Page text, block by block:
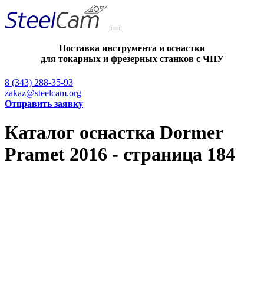
Поставка инструмента и оснастки
для токарных и фрезерных станков с ЧПУ
8 (343) 288-35-93
zakaz@steelcam.org
Отправить заявку
Каталог оснастка Dormer
Pramet 2016 - страница 184